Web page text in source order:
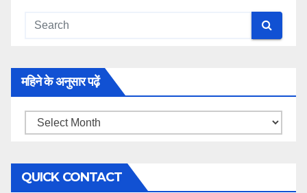
महिने के अनुसार पढ़ें
महिने
अनुसार
पढ़ें
QUICK CONTACT